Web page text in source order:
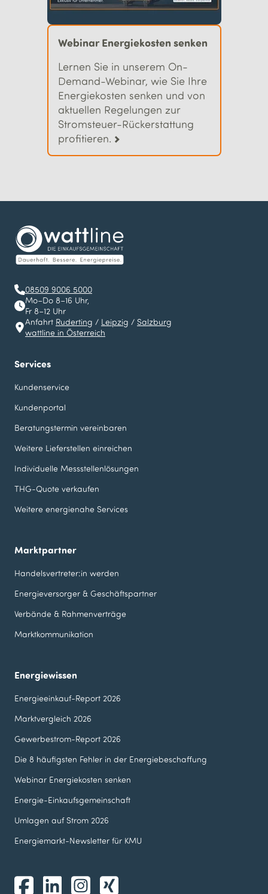
Webinar Energie­kosten senken
Lernen Sie in unserem On-
Demand-Webinar, wie Sie Ihre
Energiekosten senken und von
aktuellen Regelungen zur
Stromsteuer-Rückerstattung
profitieren.
08509 9006 5000
Mo–Do 8–16 Uhr,
Fr 8–12 Uhr
Anfahrt Ruderting / Leipzig / Salzburg
wattline in Österreich
Services
Kundenservice
Kundenportal
Beratungstermin vereinbaren
Weitere Lieferstellen einreichen
Individuelle Messstellen­lösungen
THG-Quote verkaufen
Weitere energienahe Services
Marktpartner
Handelsvertreter:in werden
Energieversorger & Geschäfts­partner
Verbände & Rahmenverträge
Marktkommunikation
Energiewissen
Energieeinkauf-Report 2026
Marktvergleich 2026
Gewerbestrom-Report 2026
Die 8 häufigsten Fehler in der Energie­beschaffung
Webinar Energie­kosten senken
Energie-Einkaufsgemeinschaft
Umlagen auf Strom 2026
Energiemarkt-Newsletter für KMU